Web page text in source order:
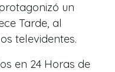
un
Tarde, al
televidentes.
en 24 Horas de